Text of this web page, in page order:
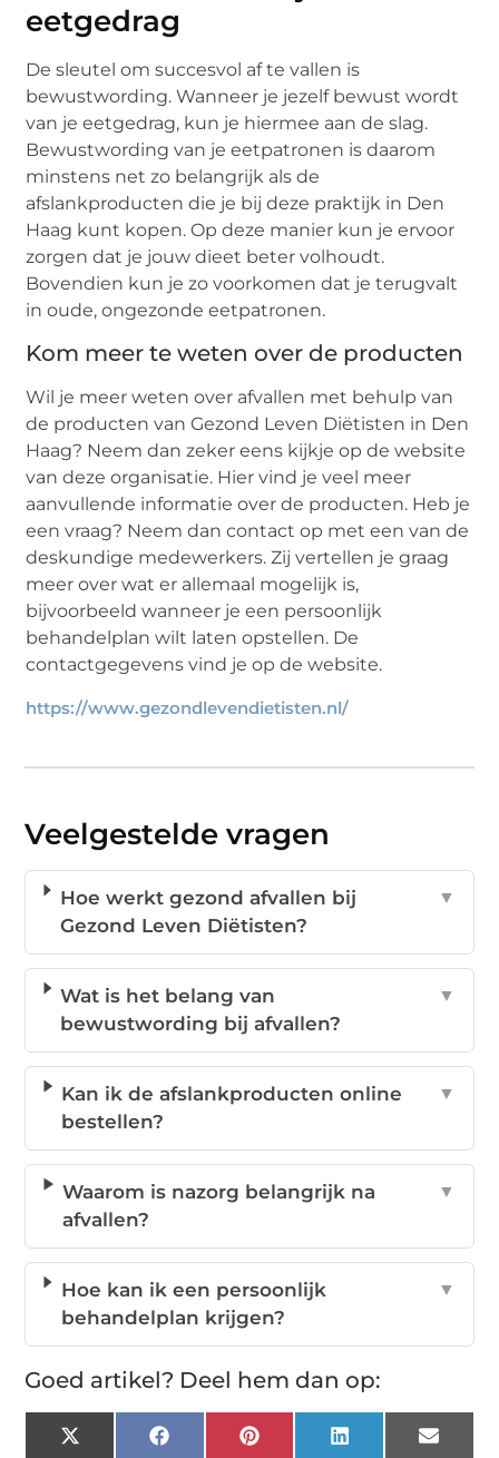
eetgedrag
De sleutel om succesvol af te vallen is
bewustwording. Wanneer je jezelf bewust wordt
van je eetgedrag, kun je hiermee aan de slag.
Bewustwording van je eetpatronen is daarom
minstens net zo belangrijk als de
afslankproducten die je bij deze praktijk in Den
Haag kunt kopen. Op deze manier kun je ervoor
zorgen dat je jouw dieet beter volhoudt.
Bovendien kun je zo voorkomen dat je terugvalt
in oude, ongezonde eetpatronen.
Kom meer te weten over de producten
Wil je meer weten over afvallen met behulp van
de producten van Gezond Leven Diëtisten in Den
Haag? Neem dan zeker eens kijkje op de website
van deze organisatie. Hier vind je veel meer
aanvullende informatie over de producten. Heb je
een vraag? Neem dan contact op met een van de
deskundige medewerkers. Zij vertellen je graag
meer over wat er allemaal mogelijk is,
bijvoorbeeld wanneer je een persoonlijk
behandelplan wilt laten opstellen. De
contactgegevens vind je op de website.
https://www.gezondlevendietisten.nl/
Veelgestelde vragen
Hoe werkt gezond afvallen bij
Gezond Leven Diëtisten?
▼
Wat is het belang van
bewustwording bij afvallen?
▼
Kan ik de afslankproducten online
bestellen?
▼
Waarom is nazorg belangrijk na
afvallen?
▼
Hoe kan ik een persoonlijk
behandelplan krijgen?
▼
Goed artikel? Deel hem dan op:
X
FacebookPinterest LinkedIn Email